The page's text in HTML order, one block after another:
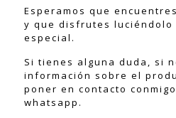
Esperamos que
y que disfrutes luciéndolo
especial.
Si tienes alguna duda, si
información sobre el
poner en contacto
whatsapp.